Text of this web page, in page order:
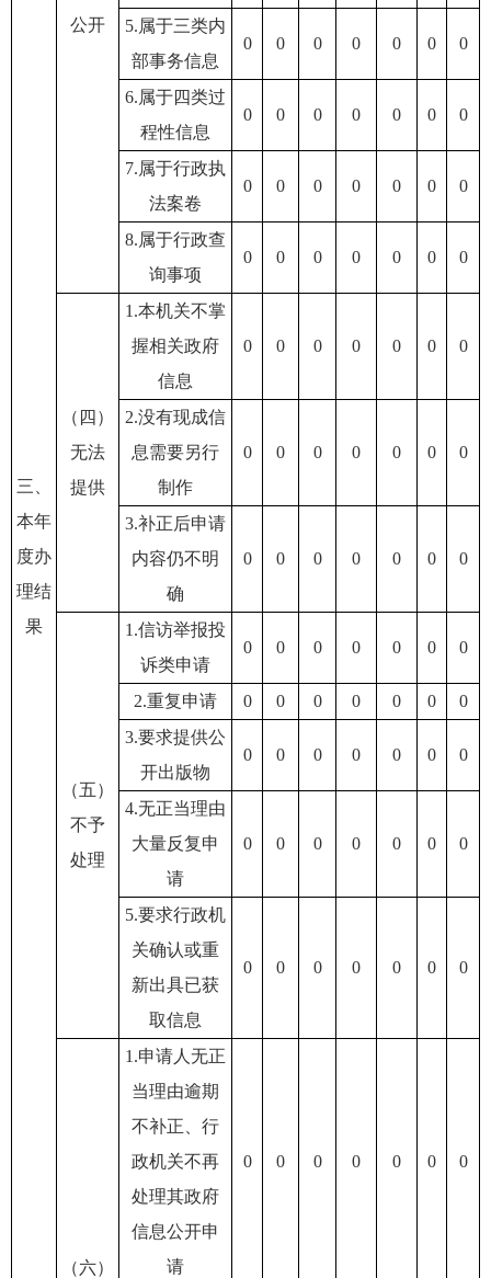
三、
本年
度办
理结
果
公开
5.属于三类内
部事务信息
0 0 0 0 0 0 0
6.属于四类过
程性信息
0 0 0 0 0 0 0
7.属于行政执
法案卷
0 0 0 0 0 0 0
8.属于行政查
询事项
0 0 0 0 0 0 0
（四）
无法
提供
1.本机关不掌
握相关政府
信息
0 0 0 0 0 0 0
2.没有现成信
息需要另行
制作
0 0 0 0 0 0 0
3.补正后申请
内容仍不明
确
0 0 0 0 0 0 0
（五）
不予
处理
1.信访举报投
诉类申请
0 0 0 0 0 0 0
2.重复申请 0 0 0 0 0 0
0
3.要求提供公
开出版物
0 0 0 0 0 0 0
4.无正当理由
大量反复申
请
0 0 0 0 0 0 0
5.要求行政机
关确认或重
新出具已获
取信息
0 0 0 0 0 0 0
（六）
1.申请人无正
当理由逾期
不补正、行
政机关不再
处理其政府
信息公开申
请
0 0 0 0 0 0 0